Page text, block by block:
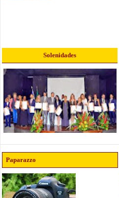
Solenidades
Paparazzo